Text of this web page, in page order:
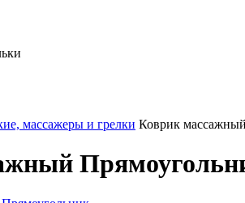
массажеры и грелки Коврик